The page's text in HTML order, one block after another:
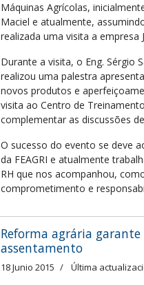
Máquinas Agrícolas,
Maciel e atualmente,
realizada uma visita a empresa
Durante a visita, o Eng. Sérgio
realizou uma palestra
novos produtos e
visita ao Centro de
complementar as discussões
O sucesso do evento se deve
da FEAGRI e atualmente
RH que nos acompanhou,
comprometimento e
Reforma agrária
assentamento
18 Junio 2015 Última